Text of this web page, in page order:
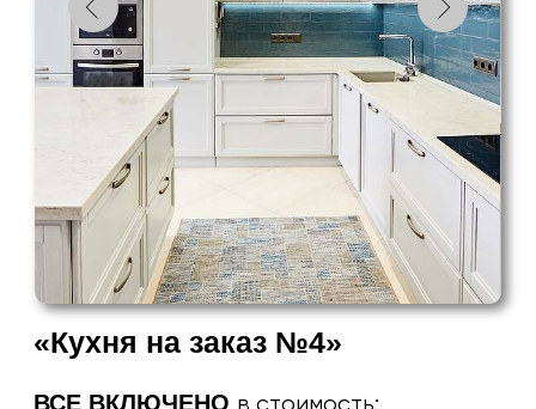
«Кухня на заказ №6»
ВСЕ ВКЛЮЧЕНОв стоимость:
Замер и 3D-проект
Доставка бесплатно
Изготовление 2 недели
Рассчитать в своем стиле